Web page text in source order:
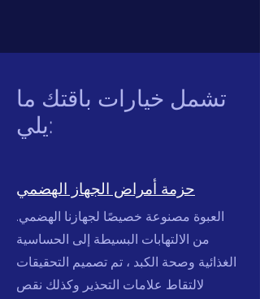
تشمل خيارات باقتك ما
يلي:
حزمة أمراض الجهاز الهضمي
العبوة مصنوعة خصيصًا لجهازنا الهضمي.
من الالتهابات البسيطة إلى الحساسية
الغذائية وصحة الكبد ، تم تصميم التحقيقات
لالتقاط علامات التحذير وكذلك نقص